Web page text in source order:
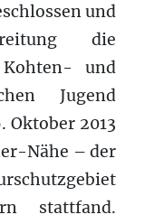
und
die
und
Jugend
Oktober 2013
Nähe – der
stattfand.